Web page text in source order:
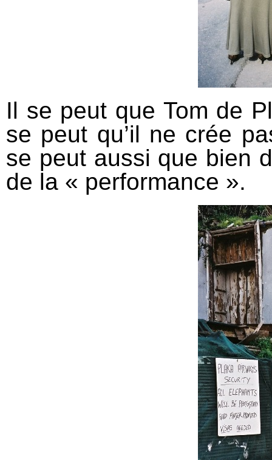
Il se peut que Tom de
se peut qu’il ne crée
se peut aussi que bien
de la « performance ».